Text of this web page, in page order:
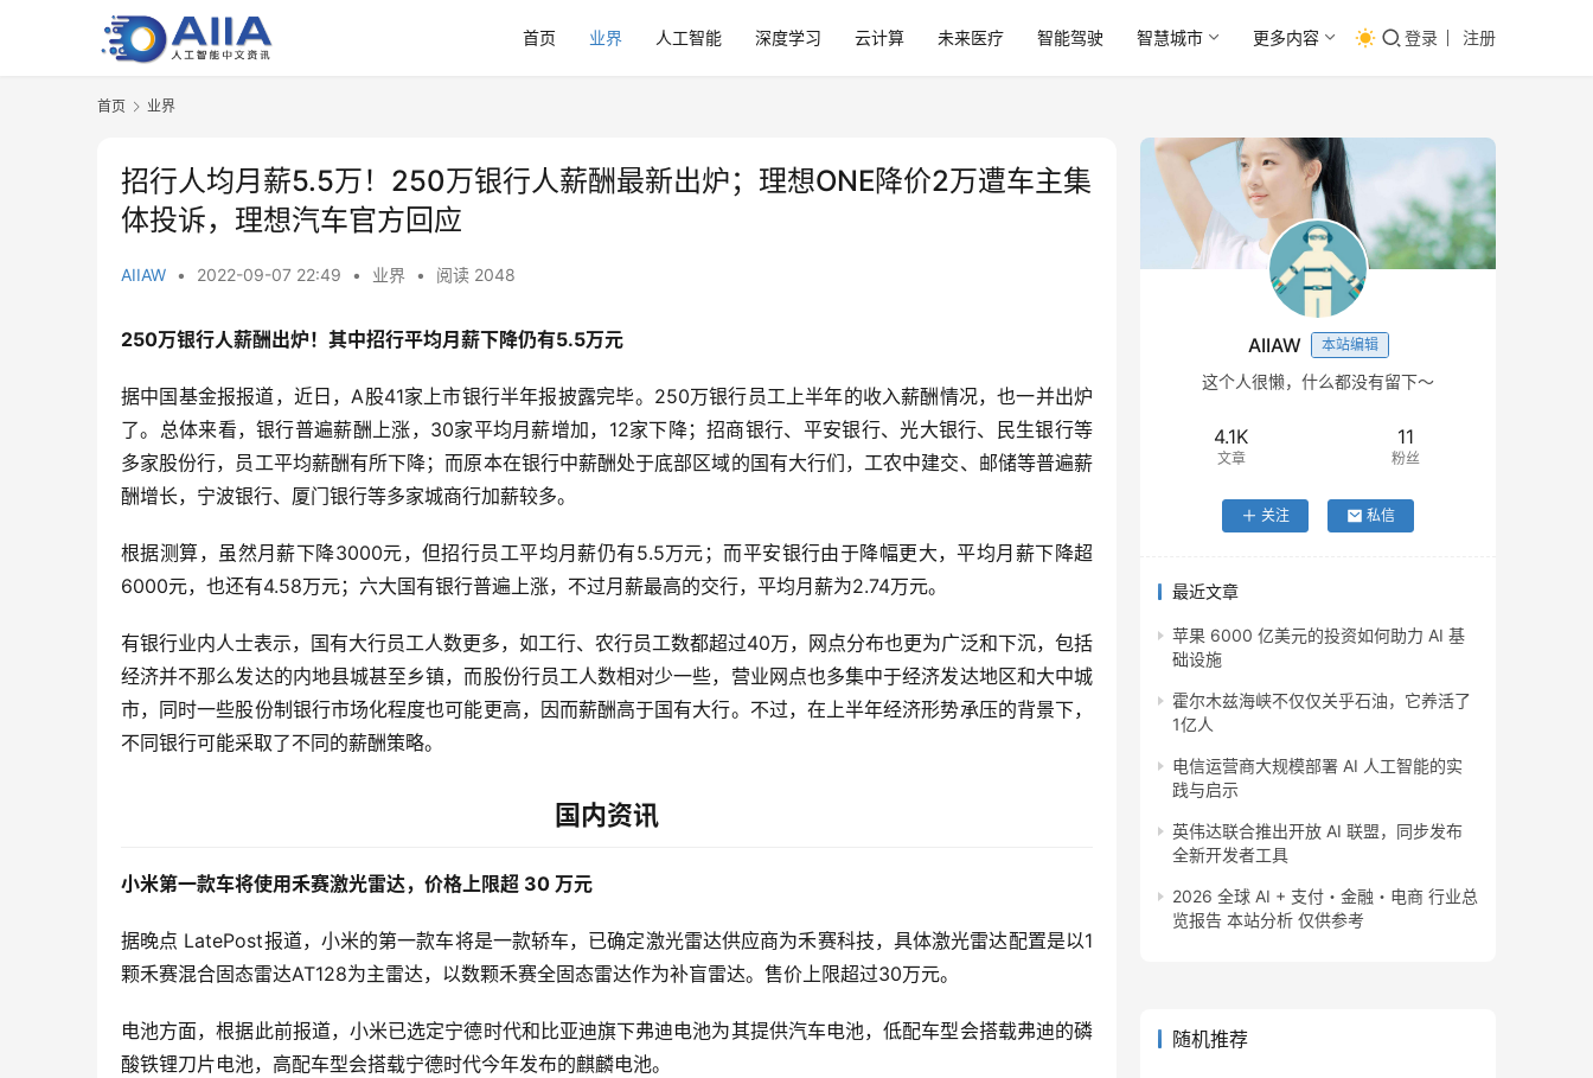
首页 业界 人工智能 深度学习 云计算 未来医疗 智能驾驶 智慧城市 更多内容 登录 注册
首页 业界
招行人均月薪5.5万！250万银行人薪酬最新出炉；理想ONE降价2万遭车主集
体投诉，理想汽车官方回应
AIIAW • 2022-09-07 22:49 • 业界 • 阅读 2048
250万银行人薪酬出炉！其中招行平均月薪下降仍有5.5万元
据中国基金报报道，近日，A股41家上市银行半年报披露完毕。250万银行员工上半年的收入薪酬情况，也一并出炉
了。总体来看，银行普遍薪酬上涨，30家平均月薪增加，12家下降；招商银行、平安银行、光大银行、民生银行等
多家股份行，员工平均薪酬有所下降；而原本在银行中薪酬处于底部区域的国有大行们，工农中建交、邮储等普遍薪
酬增长，宁波银行、厦门银行等多家城商行加薪较多。
根据测算，虽然月薪下降3000元，但招行员工平均月薪仍有5.5万元；而平安银行由于降幅更大，平均月薪下降超
6000元，也还有4.58万元；六大国有银行普遍上涨，不过月薪最高的交行，平均月薪为2.74万元。
有银行业内人士表示，国有大行员工人数更多，如工行、农行员工数都超过40万，网点分布也更为广泛和下沉，包括
经济并不那么发达的内地县城甚至乡镇，而股份行员工人数相对少一些，营业网点也多集中于经济发达地区和大中城
市，同时一些股份制银行市场化程度也可能更高，因而薪酬高于国有大行。不过，在上半年经济形势承压的背景下，
不同银行可能采取了不同的薪酬策略。
国内资讯
小米第一款车将使用禾赛激光雷达，价格上限超 30 万元
据晚点 LatePost报道，小米的第一款车将是一款轿车，已确定激光雷达供应商为禾赛科技，具体激光雷达配置是以1
颗禾赛混合固态雷达AT128为主雷达，以数颗禾赛全固态雷达作为补盲雷达。售价上限超过30万元。
电池方面，根据此前报道，小米已选定宁德时代和比亚迪旗下弗迪电池为其提供汽车电池，低配车型会搭载弗迪的磷
酸铁锂刀片电池，高配车型会搭载宁德时代今年发布的麒麟电池。
AIIAW 本站编辑
这个人很懒，什么都没有留下～
4.1K
文章
11
粉丝
关注 私信
最近文章
苹果 6000 亿美元的投资如何助力 AI 基
础设施
霍尔木兹海峡不仅仅关乎石油，它养活了
1亿人
电信运营商大规模部署 AI 人工智能的实
践与启示
英伟达联合推出开放 AI 联盟，同步发布
全新开发者工具
2026 全球 AI + 支付・金融・电商 行业总
览报告 本站分析 仅供参考
随机推荐